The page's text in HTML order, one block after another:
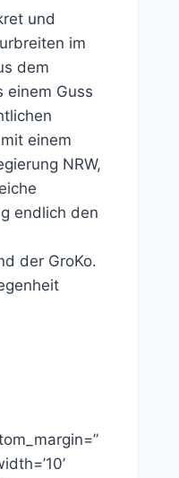
und
im
dem
einem Guss
einem
NRW,
endlich den
der GroKo.